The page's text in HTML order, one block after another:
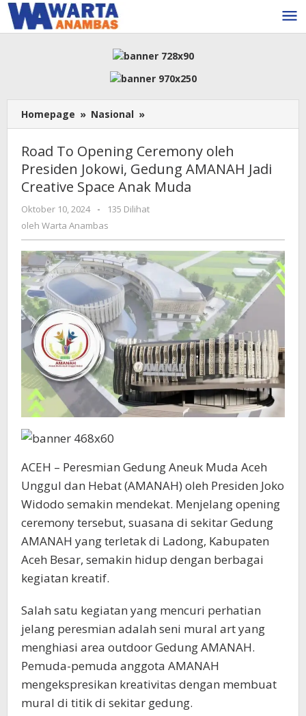
Lewati
ke
konten
Homepage » Nasional »
To
Ceremony
oleh
Presiden
Gedung
Jadi
Creative
Space
Anak
Muda
Road To Opening Ceremony oleh
Presiden Jokowi, Gedung AMANAH Jadi
Creative Space Anak Muda
Oktober 10, 2024
oleh
-
135 Dilihat
oleh Warta Anambas
ACEH – Peresmian Gedung Aneuk Muda Aceh
Unggul dan Hebat (AMANAH) oleh Presiden Joko
Widodo semakin mendekat. Menjelang opening
ceremony tersebut, suasana di sekitar Gedung
AMANAH yang terletak di Ladong, Kabupaten
Aceh Besar, semakin hidup dengan berbagai
kegiatan kreatif.
Salah satu kegiatan yang mencuri perhatian
jelang peresmian adalah seni mural art yang
menghiasi area outdoor Gedung AMANAH.
Pemuda-pemuda anggota AMANAH
mengekspresikan kreativitas dengan membuat
mural di titik di sekitar gedung.